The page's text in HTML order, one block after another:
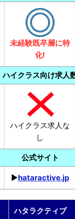
未経験既卒層に特
化!
ハイクラス向け求人
ハイクラス求人な
し
公式サイト
▶︎hataractive.jp
ハタラクティブ